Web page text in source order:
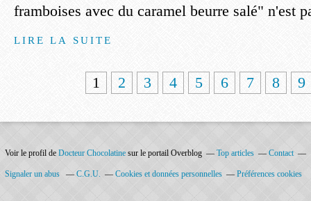
framboises avec du caramel beurre salé" n'est
LIRE LA SUITE
1 2 3 4 5 6 7 8 9
Voir le profil de Docteur Chocolatine sur le portail Overblog Top articles Contact
Signaler un abus C.G.U. Cookies et données personnelles Préférences cookies